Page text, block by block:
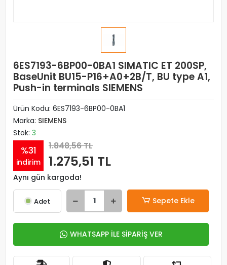
6ES7193-6BP00-0BA1 SIMATIC ET 200SP,
BaseUnit BU15-P16+A0+2B/T, BU type A1,
Push-in terminals SIEMENS
Ürün Kodu: 6ES7193-6BP00-0BA1
Marka: SIEMENS
Stok: 3
%31
indirim
1.848,56 TL
1.275,51 TL
Aynı gün kargoda!
Adet Sepete Ekle
WHATSAPP İLE SİPARİŞ VER